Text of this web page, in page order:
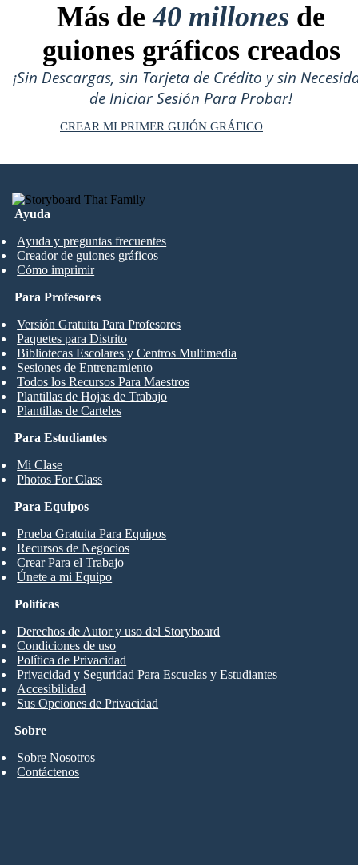
Más de40 millones de
guiones gráficos creados
¡Sin Descargas, sin Tarjeta de Crédito y sin
de Iniciar Sesión Para Probar!
CREAR MI PRIMER GUIÓN GRÁFICO
Ayuda
Ayuda y preguntas frecuentes
Creador de guiones gráficos
Cómo imprimir
Para Estudiantes
Mi Clase
Photos For Class
Para Profesores
Versión Gratuita Para Profesores
Paquetes para Distrito
Bibliotecas Escolares y Centros Multimedia
Sesiones de Entrenamiento
Todos los Recursos Para Maestros
Plantillas de Hojas de Trabajo
Plantillas de Carteles
Para Equipos
Prueba Gratuita Para Equipos
Recursos de Negocios
Crear Para el Trabajo
Únete a mi Equipo
Sobre
Sobre Nosotros
Contáctenos
Políticas
Derechos de Autor y uso del Storyboard
Condiciones de uso
Política de Privacidad
Privacidad y Seguridad Para Escuelas y Estudiantes
Accesibilidad
Sus Opciones de Privacidad